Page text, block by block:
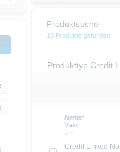
Produktsuche
10 Produkte gefunden
Produkttyp Credit
Name/
Valor
Credit Linked